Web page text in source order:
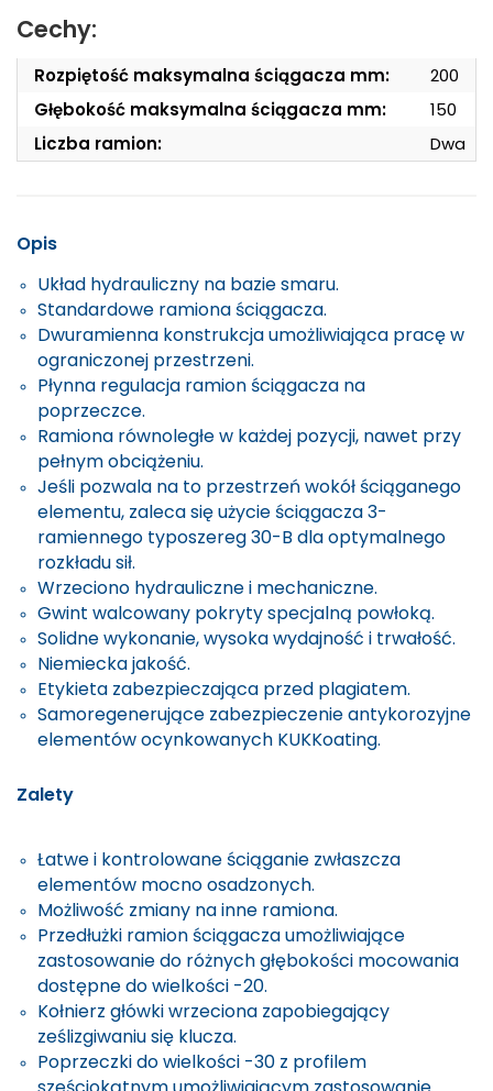
Cechy:
Rozpiętość maksymalna ściągacza mm:
200
Głębokość maksymalna ściągacza mm:
150
Liczba ramion:
Dwa
Opis
Układ hydrauliczny na bazie smaru.
Standardowe ramiona ściągacza.
Dwuramienna konstrukcja umożliwiająca pracę w
ograniczonej przestrzeni.
Płynna regulacja ramion ściągacza na
poprzeczce.
Ramiona równoległe w każdej pozycji, nawet przy
pełnym obciążeniu.
Jeśli pozwala na to przestrzeń wokół ściąganego
elementu, zaleca się użycie ściągacza 3-
ramiennego typoszereg 30-B dla optymalnego
rozkładu sił.
Wrzeciono hydrauliczne i mechaniczne.
Gwint walcowany pokryty specjalną powłoką.
Solidne wykonanie, wysoka wydajność i trwałość.
Niemiecka jakość.
Etykieta zabezpieczająca przed plagiatem.
Samoregenerujące zabezpieczenie antykorozyjne
elementów ocynkowanych KUKKoating.
Zalety
Łatwe i kontrolowane ściąganie zwłaszcza
elementów mocno osadzonych.
Możliwość zmiany na inne ramiona.
Przedłużki ramion ściągacza umożliwiające
zastosowanie do różnych głębokości mocowania
dostępne do wielkości -20.
Kołnierz główki wrzeciona zapobiegający
ześlizgiwaniu się klucza.
Poprzeczki do wielkości -30 z profilem